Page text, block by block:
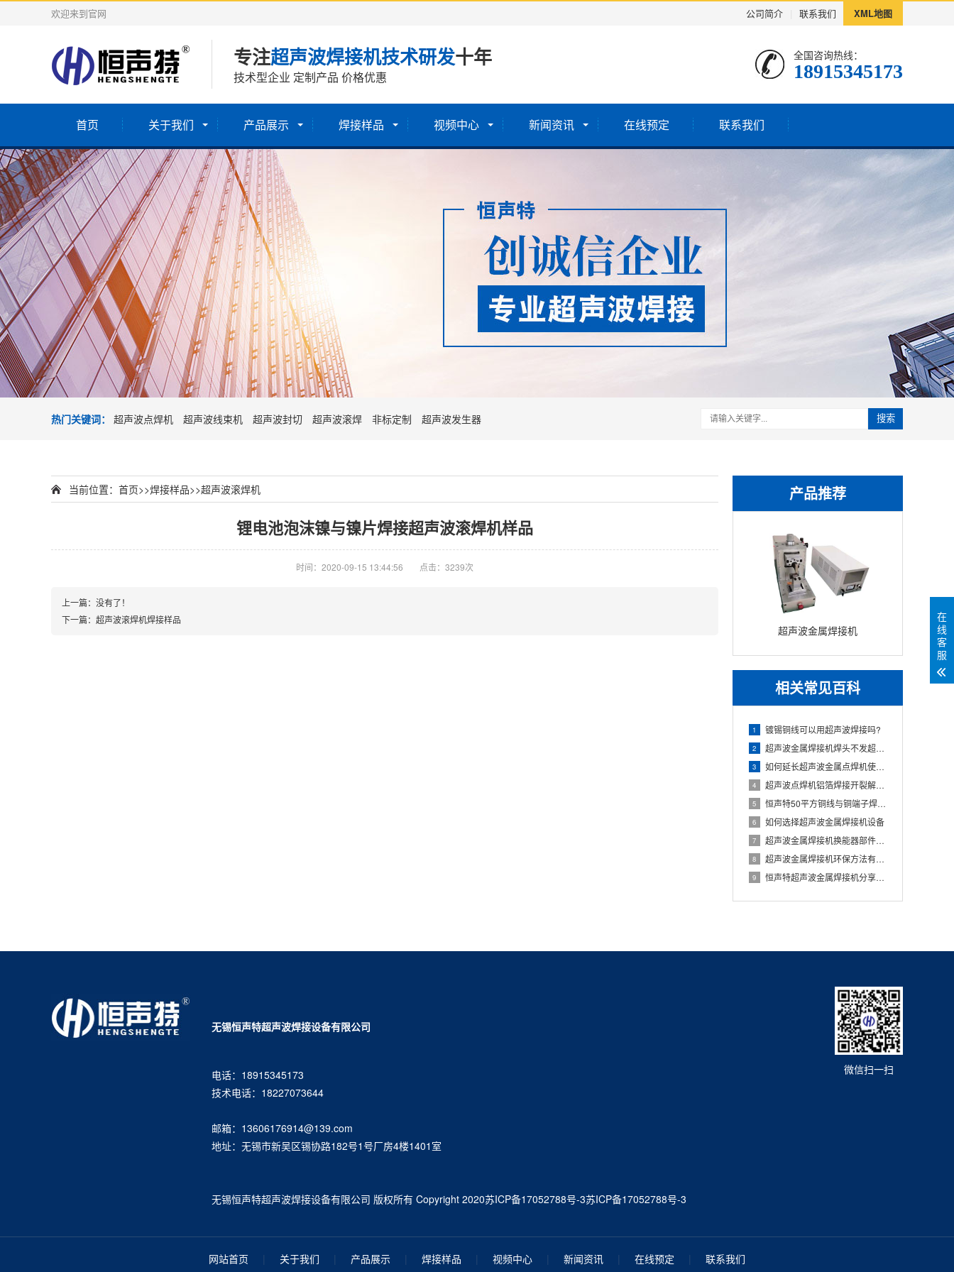
公司简介 联系我们 XML地图
欢迎来到官网
专注超声波焊接机技术研发十年
技术型企业 定制产品 价格优惠
全国咨询热线：
18915345173
首页 关于我们 产品展示 焊接样品 视频中心 新闻资讯 在线预定 联系我们
热门关键词： 超声波点焊机 超声波线束机 超声波封切 超声波滚焊 非标定制 超声波发生器 搜索
产品推荐
超声波金属焊接机
HST2030C
相关常见百科
1 镀锡铜线可以用超声波焊接吗?
2 超声波金属焊接机焊头不发超声是怎么回事
3 如何延长超声波金属点焊机使用寿命
4 超声波点焊机铝箔焊接开裂解决方法
5 恒声特50平方铜线与铜端子焊接拉力测试和剥离力测试
6 如何选择超声波金属焊接机设备
7 超声波金属焊接机换能器部件装置注意事项
8 超声波金属焊接机环保方法有哪些
9 恒声特超声波金属焊接机分享焊接机常识的优点
当前位置： 首页>>焊接样品>>超声波滚焊机
锂电池泡沫镍与镍片焊接超声波滚焊机样品
时间：2020-09-15 13:44:56 点击：3239次
上一篇：没有了！
下一篇： 超声波滚焊机焊接样品
微信扫一扫
无锡恒声特超声波焊接设备有限公司
电话：18915345173
技术电话：18227073644
邮箱：13606176914@139.com
地址：无锡市新吴区锡协路182号1号厂房4楼1401室
无锡恒声特超声波焊接设备有限公司 版权所有 Copyright 2020苏ICP备17052788号-3苏ICP备17052788号-3
网站首页 | 关于我们 | 产品展示 | 焊接样品 | 视频中心 | 新闻资讯 | 在线预定 | 联系我们
在
线
客
服